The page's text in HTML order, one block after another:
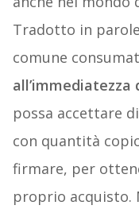
Tradotto in
comune
possa accettare
con quantità
firmare, per
proprio acquisto.